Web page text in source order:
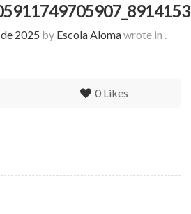
2025 by Escola Alomawrote in .
0 Likes